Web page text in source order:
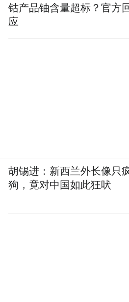
钴产品铀含量超标？官方回
应
胡锡进：新西兰外长像只
狗，竟对中国如此狂吠